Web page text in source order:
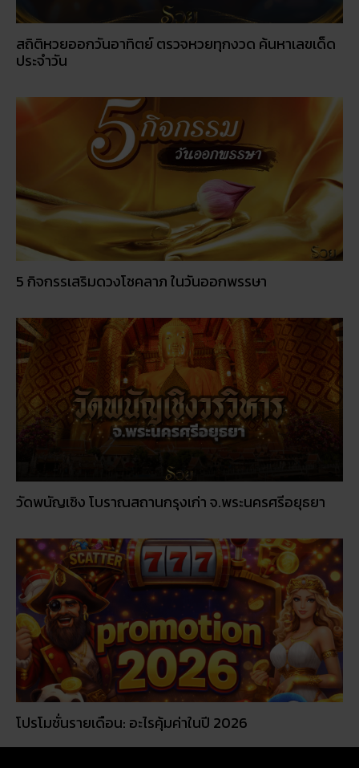
สถิติหวยออกวันอาทิตย์ ตรวจหวยทุกงวด ค้นหาเลขเด็ด
ประจำวัน
5 กิจกรรเสริมดวงโชคลาภ ในวันออกพรรษา
วัดพนัญเชิง โบราณสถานกรุงเก่า จ.พระนครศรีอยุธยา
โปรโมชั่นรายเดือน: อะไรคุ้มค่าในปี 2026